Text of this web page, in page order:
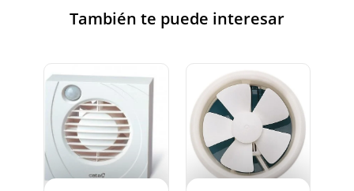
También te puede interesar